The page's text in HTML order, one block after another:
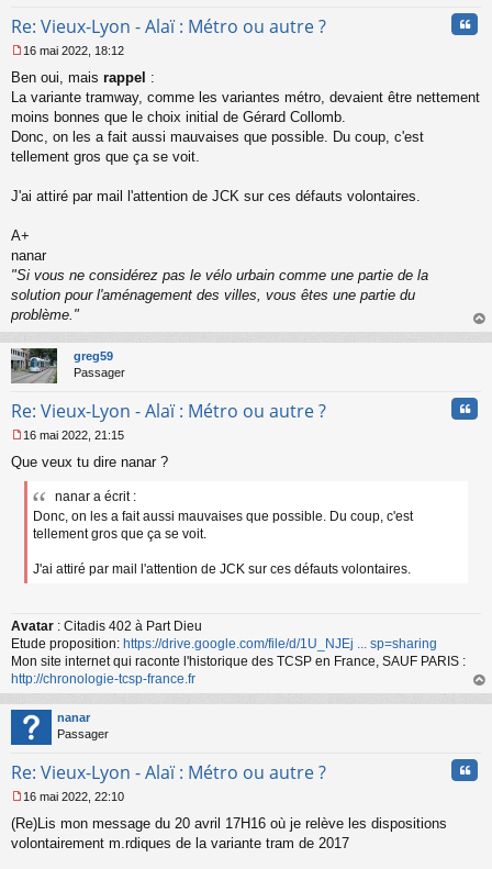
Re: Vieux-Lyon - Alaï : Métro ou autre ?
e
s
s
g
e
o
u
16 mai 2022, 18:12
Ben oui, mais rappel :
La variante tramway, comme les variantes métro, devaient être nettement
moins bonnes que le choix initial de Gérard Collomb.
Donc, on les a fait aussi mauvaises que possible. Du coup, c'est
tellement gros que ça se voit.
J'ai attiré par mail l'attention de JCK sur ces défauts volontaires.
A+
nanar
"Si vous ne considérez pas le vélo urbain comme une partie de la
solution pour l'aménagement des villes, vous êtes une partie du
problème."
au
greg59
Passager
Re: Vieux-Lyon - Alaï : Métro ou autre ?
e
s
u
16 mai 2022, 21:15
Que veux tu dire nanar ?
nanar a écrit :
Donc, on les a fait aussi mauvaises que possible. Du coup, c'est
tellement gros que ça se voit.
J'ai attiré par mail l'attention de JCK sur ces défauts volontaires.
Avatar : Citadis 402 à Part Dieu
Etude proposition: https://drive.google.com/file/d/1U_NJEj ... sp=sharing
Mon site internet qui raconte l'historique des TCSP en France, SAUF PARIS :
http://chronologie-tcsp-france.fr
au
nanar
Passager
Re: Vieux-Lyon - Alaï : Métro ou autre ?
e
s
16 mai 2022, 22:10
(Re)Lis mon message du 20 avril 17H16 où je relève les dispositions
volontairement m.rdiques de la variante tram de 2017